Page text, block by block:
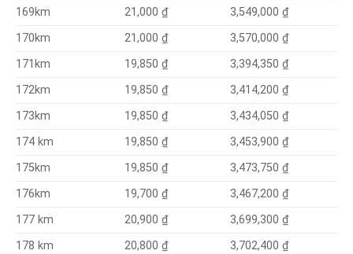
169km
21,000 ₫
3,549,000 ₫
170km
21,000 ₫
3,570,000 ₫
171km
19,850 ₫
3,394,350 ₫
172km
19,850 ₫
3,414,200 ₫
173km
19,850 ₫
3,434,050 ₫
174 km
19,850 ₫
3,453,900 ₫
175km
19,850 ₫
3,473,750 ₫
176km
19,700 ₫
3,467,200 ₫
177 km
20,900 ₫
3,699,300 ₫
178 km
20,800 ₫
3,702,400 ₫